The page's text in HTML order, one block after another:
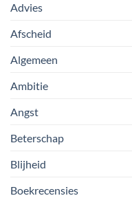
Advies
Afscheid
Algemeen
Ambitie
Angst
Beterschap
Blijheid
Boekrecensies